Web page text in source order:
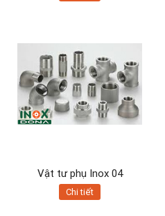
Vật tư phụ Inox 04
Chi tiết